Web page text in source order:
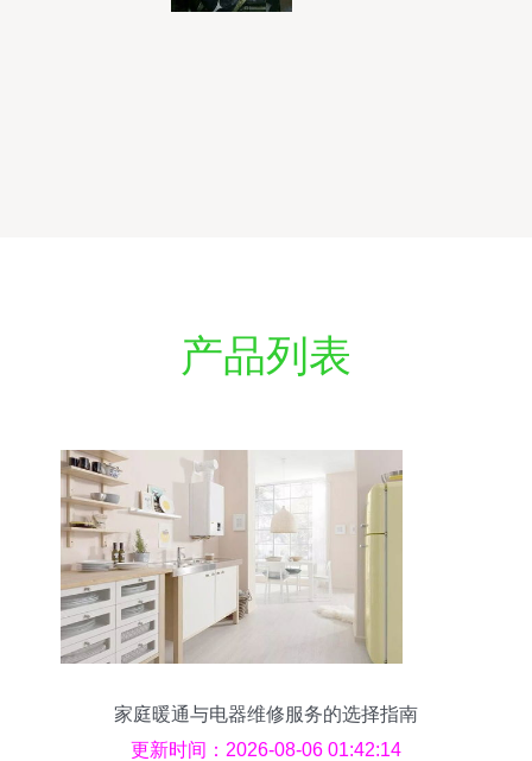
产品列表
家庭暖通与电器维修服务的选择指南
更新时间：2026-08-06 01:42:14